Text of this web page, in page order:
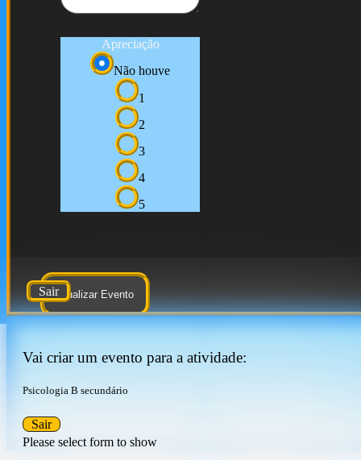
Apreciação
Não houve
1
2
3
4
5
Atualizar Evento
Sair
Vai criar um evento para a atividade:
Psicologia B secundário
Please select form to show
Sair